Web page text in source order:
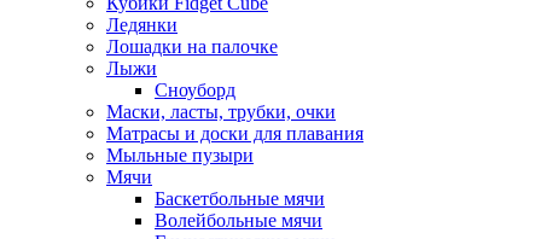
Ледянки
Лошадки на палочке
Лыжи
Сноуборд
Маски, ласты, трубки, очки
Матрасы и доски для плавания
Мыльные пузыри
Мячи
Баскетбольные мячи
Волейбольные мячи